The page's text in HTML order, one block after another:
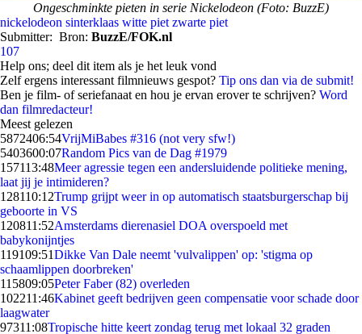
Ongeschminkte pieten in serie Nickelodeon (Foto: BuzzE)
nickelodeon sinterklaas witte piet zwarte piet
Submitter: Bron: BuzzE/FOK.nl
107
Help ons; deel dit item als je het leuk vond
Zelf ergens interessant filmnieuws gespot? Tip ons dan via de submit!
Ben je film- of seriefanaat en hou je ervan erover te schrijven? Word
dan filmredacteur!
Meest gelezen
5872406:54VrijMiBabes #316 (not very sfw!)
5403600:07Random Pics van de Dag #1979
157113:48Meer agressie tegen een andersluidende politieke mening,
laat jij je intimideren?
128110:12Trump grijpt weer in op automatisch staatsburgerschap bij
geboorte in VS
120811:52Amsterdams dierenasiel DOA overspoeld met
babykonijntjes
119109:51Dikke Van Dale neemt 'vulvalippen' op: 'stigma op
schaamlippen doorbreken'
115809:05Peter Faber (82) overleden
102211:46Kabinet geeft bedrijven geen compensatie voor schade door
laagwater
97311:08Tropische hitte keert zondag terug met lokaal 32 graden